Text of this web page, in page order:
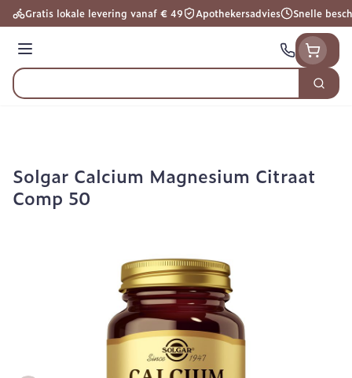
Ga naar de inhoud
Gratis lokale levering vanaf € 49 Apothekersadvies Snelle
Menu
Product, merk, categorie...
Zoek
Solgar Calcium Magnesium Citraat
Comp 50